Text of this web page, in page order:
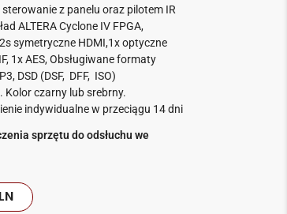
z panelu oraz pilotem IR
ALTERA Cyclone IV FPGA,
symetryczne HDMI,1x optyczne
1x AES, Obsługiwane formaty
DSD (DSF, DFF, ISO)
Kolor czarny lub srebrny.
indywidualne w przeciągu 14 dni
sprzętu do odsłuchu we